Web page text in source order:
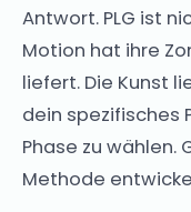
Antwort. PLG ist
Motion hat ihre
liefert. Die Kunst
dein spezifisches
Phase zu wählen.
Methode